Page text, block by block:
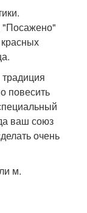
"Посажено"
повесить
ваш союз
очень
м.